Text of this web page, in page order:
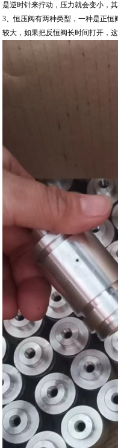
是逆时针来拧动，压力就会变小，
3、恒压阀有两种类型，一种是正
较大，如果把反恒阀长时间打开，